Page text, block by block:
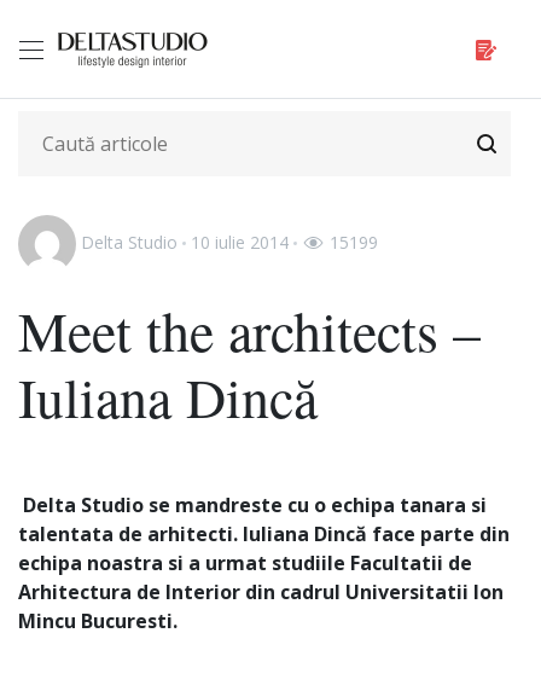
Delta Studio 10 iulie 2014 15199
Meet the architects –
Iuliana Dincă
Delta Studio se mandreste cu o echipa tanara si
talentata de arhitecti. Iuliana Dincă face parte din
echipa noastra si a urmat studiile Facultatii de
Arhitectura de Interior din cadrul Universitatii Ion
Mincu Bucuresti.